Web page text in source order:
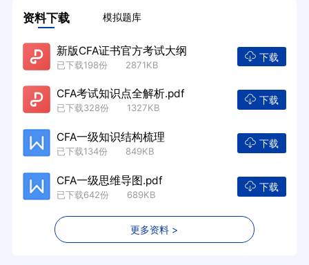
资料下载 模拟题库
新版CFA证书官方考试大纲
已下载198份 2871KB
下载
CFA考试知识点全解析.pdf
已下载328份 1327KB
下载
CFA一级知识结构梳理
已下载134份 849KB
下载
CFA一级思维导图.pdf
已下载642份 689KB
下载
更多资料 >